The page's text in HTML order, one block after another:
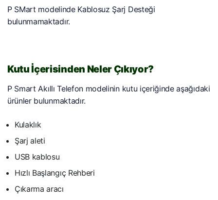
P SMart modelinde Kablosuz Şarj Desteği
bulunmamaktadır.
Kutu İçerisinden Neler Çıkıyor?
P Smart Akıllı Telefon modelinin kutu içeriğinde aşağıdaki
ürünler bulunmaktadır.
Kulaklık
Şarj aleti
USB kablosu
Hızlı Başlangıç Rehberi
Çıkarma aracı